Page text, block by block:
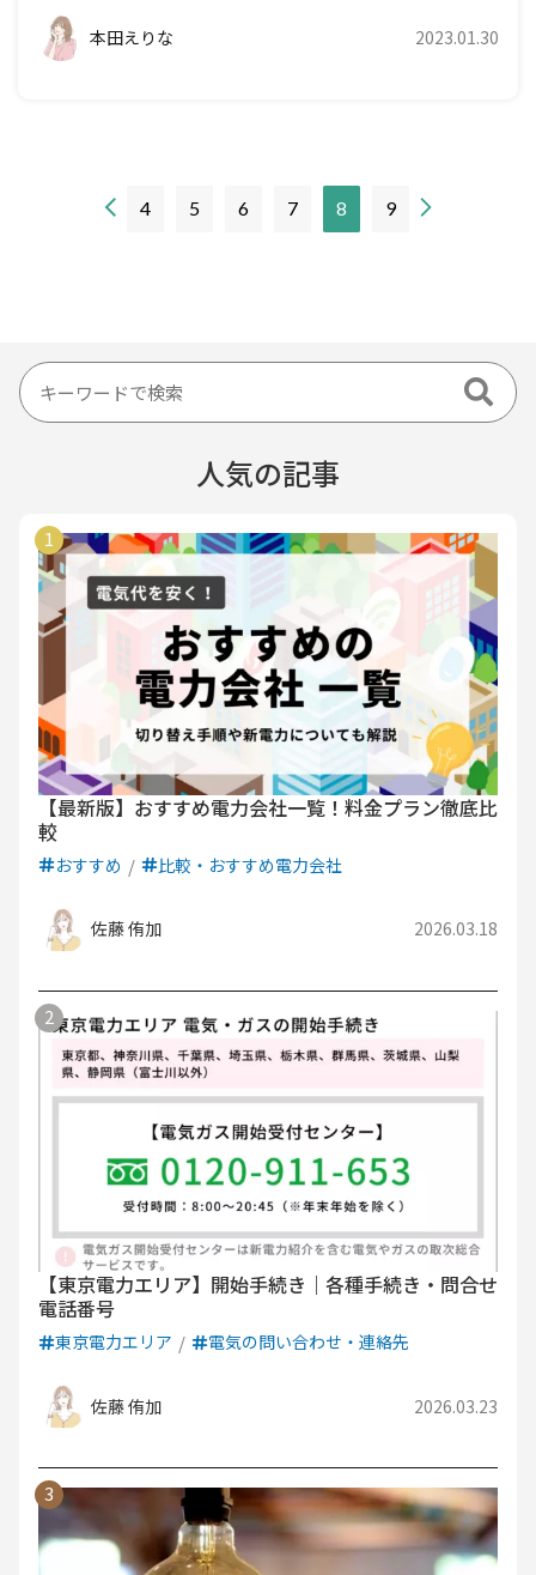
本田えりな 2023.01.30
4 5 6 7 8現
在
ジ
9
人気の記事
【最新版】おすすめ電力会社一覧！料金プラン徹底比
較
おすすめ 比較・おすすめ電力会社
佐藤 侑加 2026.03.18
【東京電力エリア】開始手続き｜各種手続き・問合せ
電話番号
東京電力エリア 電気の問い合わせ・連絡先
佐藤 侑加 2026.03.23